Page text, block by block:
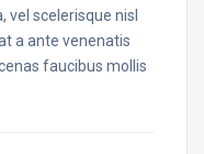
vel scelerisque nisl
a ante venenatis
faucibus mollis